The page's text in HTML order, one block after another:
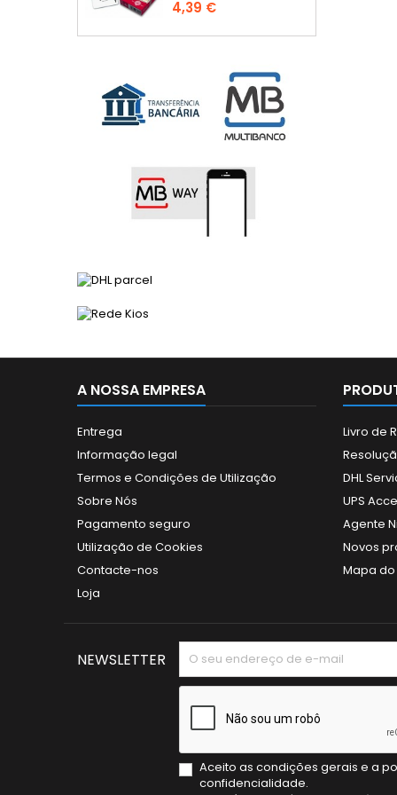
Preço
4,39 €
A NOSSA EMPRESA
Entrega
Informação legal
Termos e Condições de Utilização
Sobre Nós
Pagamento seguro
Utilização de Cookies
Contacte-nos
Loja
Livro de
DHL
UPS
Agente
Novos
Mapa do
NEWSLETTER
Aceito as condições gerais e a
confidencialidade.